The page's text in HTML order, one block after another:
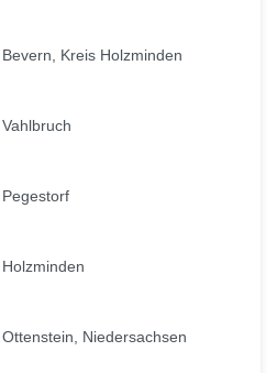
Kreis Holzminden
Niedersachsen